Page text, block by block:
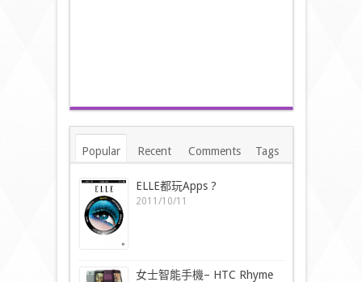
Popular Recent Comments Tags
ELLE都玩Apps ?
2011/10/11
女士智能手機– HTC Rhyme